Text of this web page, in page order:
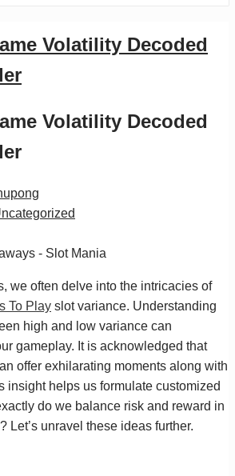
Volatility Decoded
Volatility Decoded
we often delve into the intricacies of
To Play slot variance. Understanding
high and low variance can
gameplay. It is acknowledged that
offer exhilarating moments along with
insight helps us formulate customized
do we balance risk and reward in
Let’s unravel these ideas further.